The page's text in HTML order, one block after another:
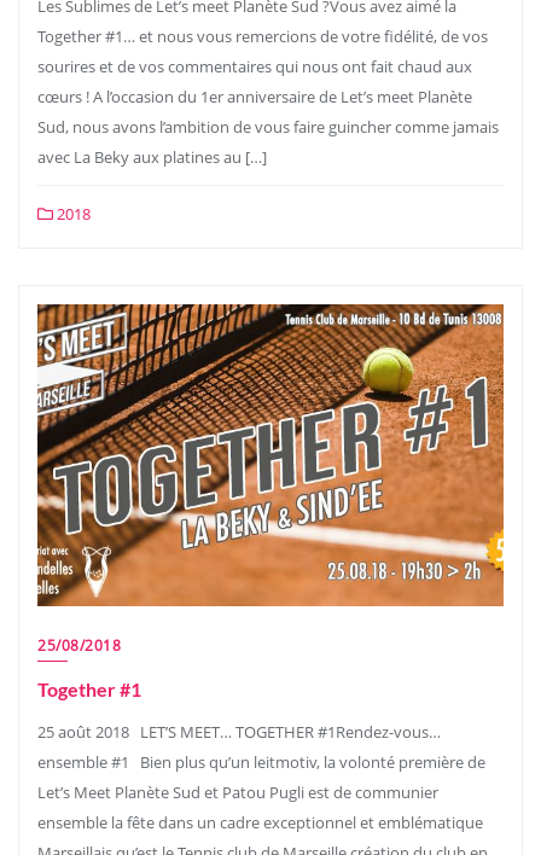
Les Sublimes de Let’s meet Planète Sud ?Vous avez aimé la
Together #1… et nous vous remercions de votre fidélité, de vos
sourires et de vos commentaires qui nous ont fait chaud aux
cœurs ! A l’occasion du 1er anniversaire de Let’s meet Planète
Sud, nous avons l’ambition de vous faire guincher comme jamais
avec La Beky aux platines au […]
2018
25/08/2018
Together #1
25 août 2018 LET’S MEET… TOGETHER #1Rendez-vous…
ensemble #1 Bien plus qu’un leitmotiv, la volonté première de
Let’s Meet Planète Sud et Patou Pugli est de communier
ensemble la fête dans un cadre exceptionnel et emblématique